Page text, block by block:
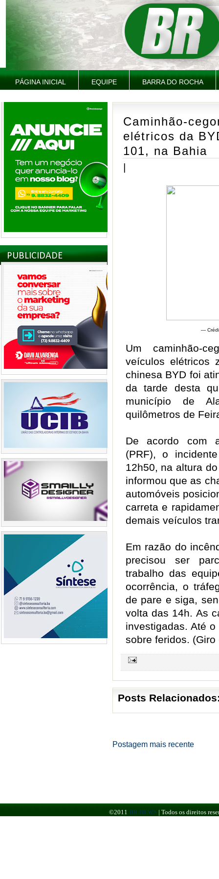
PÁGINA INICIAL EQUIPE BARRA DO ROCHA
PUBLICIDADE
Caminhão-
elétricos da
101, na Bahia
|
—
Um caminhão-
veículos elétricos
chinesa BYD foi
da tarde desta
município de
quilômetros de
De acordo com
(PRF), o
12h50, na altura
informou que as
automóveis
carreta e
demais veículos
Em razão do
precisou ser
trabalho das
ocorrência, o
de pare e siga,
volta das 14h. As
investigadas. Até
sobre feridos. (Giro
Posts
Postagem mais recente
©2011 BR NEWS | Todos os direitos